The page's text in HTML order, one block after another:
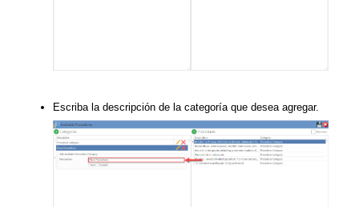
Escriba la descripción de la categoría que desea agregar.